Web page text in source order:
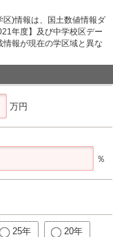
)情報は、国土数値情報ダ
年度】及び中学校区デー
報が現在の学区域と異な
万円
％
25年 20年